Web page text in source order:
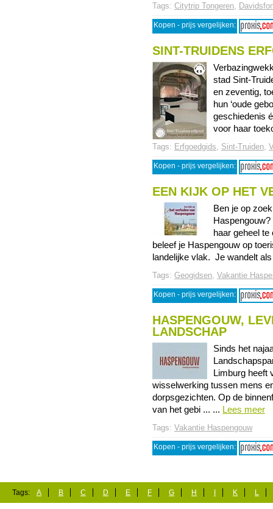
Tags: Citytrip Tongeren,
Kopen - prijs vergelijken:
SINT-TRUIDENS
stad Sint-
en zeventig,
hun ‘oude
geschiedenis
voor haar
Tags: Erfgoedgids, Sint-Truiden,
Kopen - prijs vergelijken:
EEN KIJK OP HET
Ben je op
haar geheel
beleef je Haspengouw op
landelijke vlak. Je wandelt
Tags: Geogidsen, Vakantie
Kopen - prijs vergelijken:
HASPENGOUW,
LANDSCHAP
Sinds het
Limburg heeft
wisselwerking tussen mens
dorpsgezichten. Op de
van het gebi ... ... Lees meer
Tags: Vakantie Haspengouw
Kopen - prijs vergelijken:
Tags: A B C D E F G H K L